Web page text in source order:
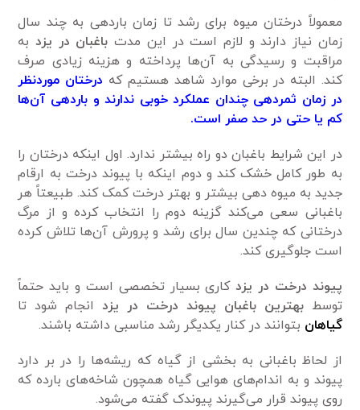
معمولاً درختان میوه‌ برای رشد تا زمان باردهی به چند سال
زمان نیاز دارند و لازم است در این مدت باغبان در یزد به
مراقبت و رسیدگی به آن‌ها پرداخته و هزینه زیادی صرف
کند. البته در برخی موارد شاهد هستیم که درختان موردنظر
در زمان ثمردهی چندان عملکرد خوبی ندارند و باردهی آن‌ها
کم یا حتی در حد صفر است.
در این شرایط باغبان دو راه بیشتر ندارد. اول اینکه درختان را
به طور کامل خشک کند و دوم اینکه با پیوند درخت به ارقام
جدید به میوه‌ دهی بیشتر و بهتر درخت کمک کند. طبیعتاً هر
باغبانی سعی می‌کند گزینه دوم را انتخاب کرده و از مرگ
درختانی که چندین سال برای رشد و پرورش آن‌ها تلاش کرده
است جلوگیری کند.
پیوند درخت در یزد کاری بسیار تخصصی است و باید حتماً
توسطبهترین باغبان پیوند درخت در یزد انجام شود تا
گیا‌هان بتوانند در کنار یکدیگر رشد مناسبی داشته باشند.
از لحاظ باغبانی به بخشی از گیاه که ریشه‌ها را در بر دارد
پیوند و به اندام‌های هوایی گیاه همچون شاخه‌های بارده که
روی پیوند قرار می‌گیرند پیوندک گفته می‌شود.